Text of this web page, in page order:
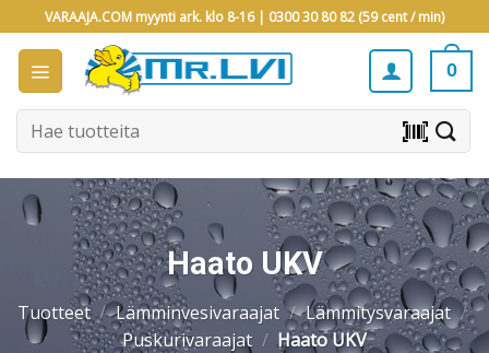
to
content
VARAAJA.COM myynti ark. klo 8-16 | 0300 30 80 82 (59 cent / min)
0
Etsi: barcode_scanner
Haato UKV
Tuotteet / Lämminvesivaraajat / Lämmitysvaraajat /
Puskurivaraajat / Haato UKV